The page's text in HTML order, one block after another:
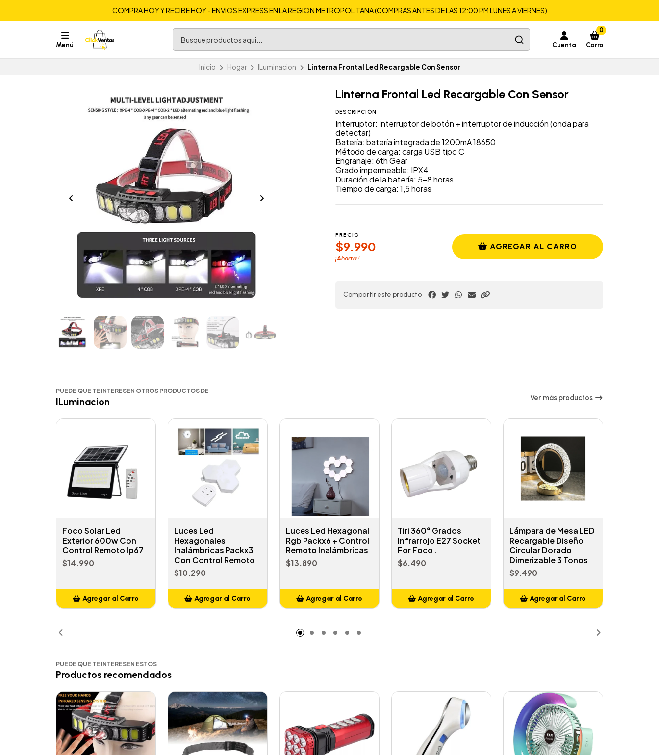
COMPRA HOY Y RECIBE HOY - ENVIOS EXPRESS EN LA REGION METROPOLITANA (COMPRAS ANTES DE LAS 12:00 PM LUNES A VIERNES)
Menú Cuenta
0
Carro
Inicio Hogar ILuminacion Linterna Frontal Led Recargable Con Sensor
Linterna Frontal Led Recargable Con Sensor
DESCRIPCIÓN
Interruptor: Interruptor de botón + interruptor de inducción (onda para
detectar)
Batería: batería integrada de 1200mA 18650
Método de carga: carga USB tipo C
Engranaje: 6th Gear
Grado impermeable: IPX4
Duración de la batería: 5-8 horas
Tiempo de carga: 1,5 horas
PRECIO
$9.990
¡Ahorra!
AGREGAR AL CARRO
Compartir este producto
PUEDE QUE TE INTERESEN OTROS PRODUCTOS DE
ILuminacion Ver más productos
Foco Solar Led
Exterior 600w Con
Control Remoto Ip67
$14.990
Agregar al Carro
Luces Led
Hexagonales
Inalámbricas Packx3
Con Control Remoto
$10.290
Agregar al Carro
Luces Led Hexagonal
Rgb Packx6 + Control
Remoto Inalámbricas
$13.890
Agregar al Carro
Tiri 360° Grados
Infrarrojo E27 Socket
For Foco .
$6.490
Agregar al Carro
Lámpara de Mesa LED
Recargable Diseño
Circular Dorado
Dimerizable 3 Tonos
$9.490
Agregar al Carro
PUEDE QUE TE INTERESEN ESTOS
Productos recomendados